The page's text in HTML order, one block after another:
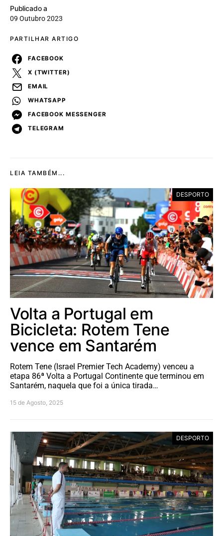
Publicado a
09 Outubro 2023
PARTILHAR ARTIGO
FACEBOOK
X (TWITTER)
EMAIL
WHATSAPP
FACEBOOK MESSENGER
TELEGRAM
LEIA TAMBÉM...
DESPORTO
Volta a Portugal em
Bicicleta: Rotem Tene
vence em Santarém
Rotem Tene (Israel Premier Tech Academy) venceu a
etapa 86ª Volta a Portugal Continente que terminou em
Santarém, naquela que foi a única tirada…
15 de Agosto, 2025
DESPORTO